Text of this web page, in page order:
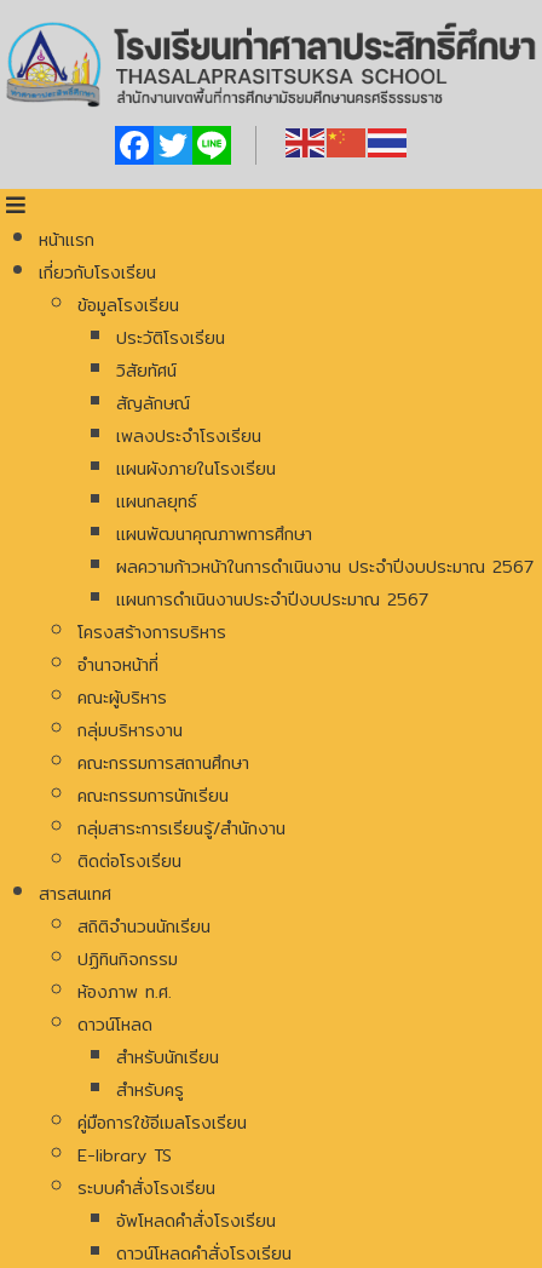
Facebook
Twitter
Line
หน้าแรก
เกี่ยวกับโรงเรียน
ข้อมูลโรงเรียน
ประวัติโรงเรียน
วิสัยทัศน์
สัญลักษณ์
เพลงประจำโรงเรียน
แผนผังภายในโรงเรียน
แผนกลยุทธ์
แผนพัฒนาคุณภาพการศึกษา
ผลความก้าวหน้าในการดำเนินงาน ประจำปีงบประมาณ 2567
แผนการดำเนินงานประจำปีงบประมาณ 2567
โครงสร้างการบริหาร
อํานาจหน้าที่
คณะผู้บริหาร
กลุ่มบริหารงาน
คณะกรรมการสถานศึกษา
คณะกรรมการนักเรียน
กลุ่มสาระการเรียนรู้/สำนักงาน
ติดต่อโรงเรียน
สารสนเทศ
สถิติจำนวนนักเรียน
ปฏิทินกิจกรรม
ห้องภาพ ท.ศ.
ดาวน์โหลด
สำหรับนักเรียน
สำหรับครู
คู่มือการใช้อีเมลโรงเรียน
E-library TS
ระบบคำสั่งโรงเรียน
อัพโหลดคำสั่งโรงเรียน
ดาวน์โหลดคำสั่งโรงเรียน